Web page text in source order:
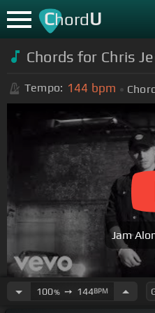
ChordU
Chords for Chris
Tempo: 144 bpm
Jam
100%➙ 144BPM